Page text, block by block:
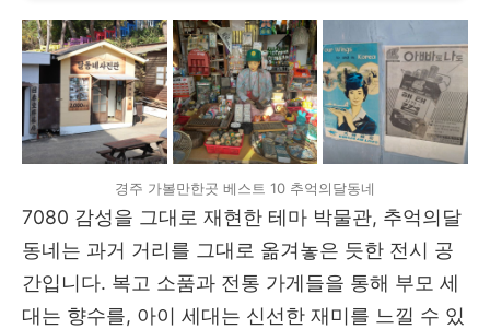
경주 가볼만한곳 베스트 10 추억의달동네
7080 감성을 그대로 재현한 테마 박물관, 추억의달
동네는 과거 거리를 그대로 옮겨놓은 듯한 전시 공
간입니다. 복고 소품과 전통 가게들을 통해 부모 세
대는 향수를, 아이 세대는 신선한 재미를 느낄 수 있